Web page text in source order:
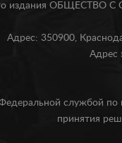
издания
Адрес: 350900,
Адрес
службой
принятия